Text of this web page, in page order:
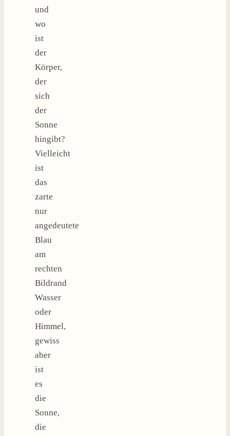
und
wo
ist
der
Körper,
der
sich
der
Sonne
hingibt?
Vielleicht
ist
das
zarte
nur
angedeutete
Blau
am
rechten
Bildrand
Wasser
oder
Himmel,
gewiss
aber
ist
es
die
Sonne,
die